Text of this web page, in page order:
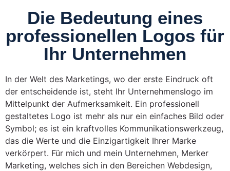
Die Bedeutung eines
professionellen Logos für
Ihr Unternehmen
In der Welt des Marketings, wo der erste Eindruck oft
der entscheidende ist, steht Ihr Unternehmenslogo im
Mittelpunkt der Aufmerksamkeit. Ein professionell
gestaltetes Logo ist mehr als nur ein einfaches Bild oder
Symbol; es ist ein kraftvolles Kommunikationswerkzeug,
das die Werte und die Einzigartigkeit Ihrer Marke
verkörpert. Für mich und mein Unternehmen, Merker
Marketing, welches sich in den Bereichen Webdesign,